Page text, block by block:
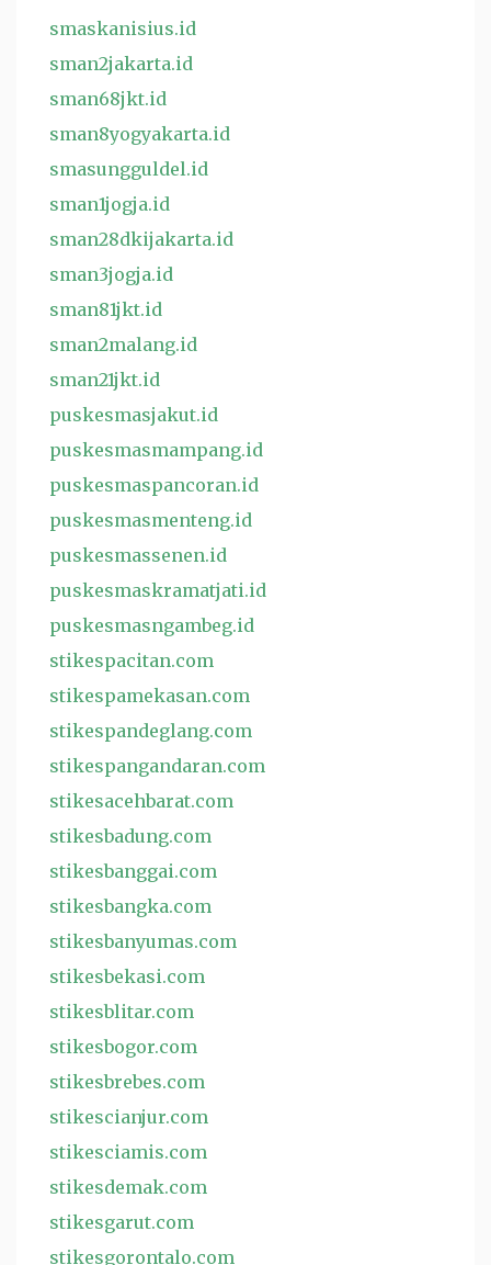
smaskanisius.id
sman2jakarta.id
sman68jkt.id
sman8yogyakarta.id
smasungguldel.id
sman1jogja.id
sman28dkijakarta.id
sman3jogja.id
sman81jkt.id
sman2malang.id
sman21jkt.id
puskesmasjakut.id
puskesmasmampang.id
puskesmaspancoran.id
puskesmasmenteng.id
puskesmassenen.id
puskesmaskramatjati.id
puskesmasngambeg.id
stikespacitan.com
stikespamekasan.com
stikespandeglang.com
stikespangandaran.com
stikesacehbarat.com
stikesbadung.com
stikesbanggai.com
stikesbangka.com
stikesbanyumas.com
stikesbekasi.com
stikesblitar.com
stikesbogor.com
stikesbrebes.com
stikescianjur.com
stikesciamis.com
stikesdemak.com
stikesgarut.com
stikesgorontalo.com